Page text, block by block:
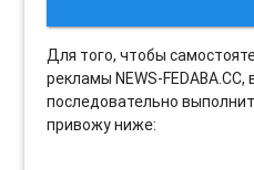
Для того, чтобы
рекламы NEWS-
последовательно
привожу ниже: